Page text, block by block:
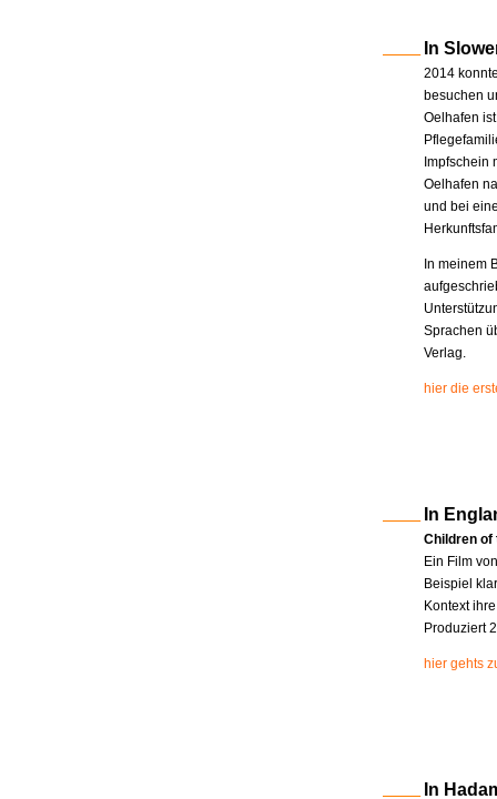
In
2014
besuchen
Oelhafen
Impfschein
Oelhafen
und bei
In meinem
Sprachen
Verlag.
hier die
In
Children of
Ein Film
Beispiel
Kontext
Produziert
hier gehts
In